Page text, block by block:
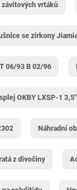
závitových vrtáků
se zirkony
06/93 B 02/96
OKBY LXSP-1
Náhradní
z divočiny